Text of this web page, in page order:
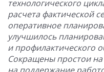
технологического
расчета фактической
оперативное
улучшилось
и профилактического
Сокращены простои на